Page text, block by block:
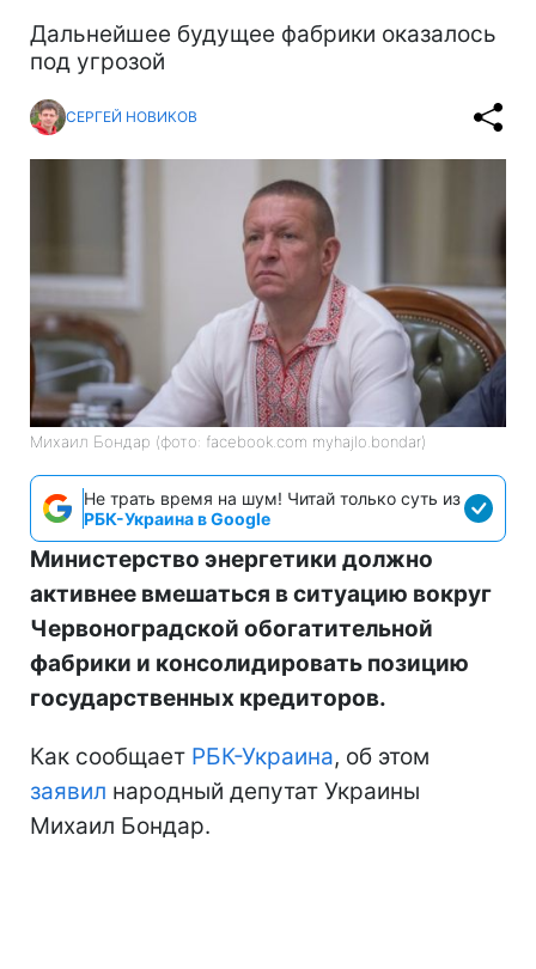
Дальнейшее будущее фабрики оказалось
под угрозой
СЕРГЕЙ НОВИКОВ
Михаил Бондар (фото: facebook.com myhajlo.bondar)
Не трать время на шум! Читай только суть из
РБК-Украина в Google
Министерство энергетики должно
активнее вмешаться в ситуацию вокруг
Червоноградской обогатительной
фабрики и консолидировать позицию
государственных кредиторов.
Как сообщает РБК-Украина, об этом
заявил народный депутат Украины
Михаил Бондар.